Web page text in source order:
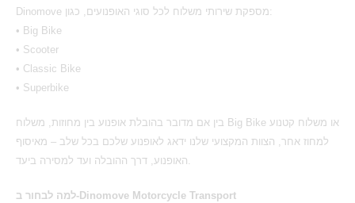
Dinomove מספקת שירותי משלוח לכל סוגי האופנועים, כגון:
• Big Bike
• Scooter
• Classic Bike
• Superbike
בין אם מדובר בהובלת אופנוע בין מחוזות, משלוח Big Bike או משלוח קטנוע
למחוז אחר, הצוות המקצועי שלנו ידאג לאופנוע שלכם בכל שלב – מאיסוף
האופנוע, דרך ההובלה ועד למסירה ביעד.
למה לבחור ב-Dinomove Motorcycle Transport